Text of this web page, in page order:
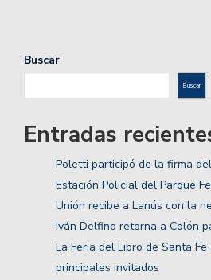
Buscar
Buscar
Entradas
Poletti participó de la firma
Estación Policial del Parque
Unión recibe a Lanús con la
Iván Delfino retorna a Colón
La Feria del Libro de Santa
principales invitados